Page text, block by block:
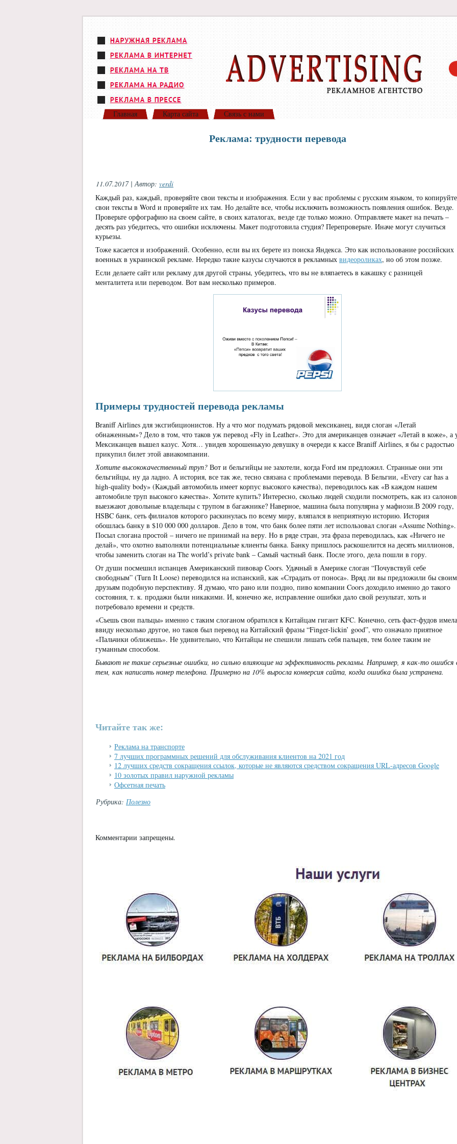
Главная Карта сайта Связь с нами
Реклама: трудности перевода
11.07.2017 | Автор: verdi
Каждый раз, каждый, проверяйте свои тексты и изображения. Если у вас проблемы с русским языком, то копируйте
свои тексты в Word и проверяйте их там. Но делайте все, чтобы исключить возможность появления ошибок. Везде.
Проверьте орфографию на своем сайте, в своих каталогах, везде где только можно. Отправляете макет на печать –
десять раз убедитесь, что ошибки исключены. Макет подготовила студия? Перепроверьте. Иначе могут случиться
курьезы.
Тоже касается и изображений. Особенно, если вы их берете из поиска Яндекса. Это как использование российских
военных в украинской рекламе. Нередко такие казусы случаются в рекламных видеороликах, но об этом позже.
Если делаете сайт или рекламу для другой страны, убедитесь, что вы не вляпаетесь в какашку с разницей
менталитета или переводом. Вот вам несколько примеров.
Примеры трудностей перевода рекламы
Braniff Airlines для эксгибиционистов. Ну а что мог подумать рядовой мексиканец, видя слоган «Летай
обнаженным»? Дело в том, что таков уж перевод «Fly in Leather». Это для американцев означает «Летай в коже», а
Мексиканцев вышел казус. Хотя… увидев хорошенькую девушку в очереди к кассе Braniff Airlines, я бы с радостью
прикупил билет этой авиакомпании.
Хотите высококачественный труп? Вот и бельгийцы не захотели, когда Ford им предложил. Странные они эти
бельгийцы, ну да ладно. А история, все так же, тесно связана с проблемами перевода. В Бельгии, «Every car has a
high-quality body» (Каждый автомобиль имеет корпус высокого качества), переводилось как «В каждом нашем
автомобиле труп высокого качества». Хотите купить? Интересно, сколько людей сходили посмотреть, как из салонов
выезжают довольные владельцы с трупом в багажнике? Наверное, машина была популярна у мафиози.В 2009 году,
HSBC банк, сеть филиалов которого раскинулась по всему миру, вляпался в неприятную историю. История
обошлась банку в $10 000 000 долларов. Дело в том, что банк более пяти лет использовал слоган «Assume Nothing».
Посыл слогана простой – ничего не принимай на веру. Но в ряде стран, эта фраза переводилась, как «Ничего не
делай», что охотно выполняли потенциальные клиенты банка. Банку пришлось раскошелится на десять миллионов,
чтобы заменить слоган на The world’s private bank – Самый частный банк. После этого, дела пошли в гору.
От души посмешил испанцев Американский пивовар Coors. Удачный в Америке слоган “Почувствуй себе
свободным” (Turn It Loose) переводился на испанский, как «Страдать от поноса». Вряд ли вы предложили бы своим
друзьям подобную перспективу. Я думаю, что рано или поздно, пиво компании Coors доходило именно до такого
состояния, т. к. продажи были никакими. И, конечно же, исправление ошибки дало свой результат, хоть и
потребовало времени и средств.
«Съешь свои пальцы» именно с таким слоганом обратился к Китайцам гигант KFC. Конечно, сеть фаст-фудов имела
ввиду несколько другое, но таков был перевод на Китайский фразы “Finger-lickin’ good”, что означало приятное
«Пальчики оближешь». Не удивительно, что Китайцы не спешили лишать себя пальцев, тем более таким не
гуманным способом.
Бывают не такие серьезные ошибки, но сильно влияющие на эффективность рекламы. Например, я как-то ошибся
тем, как написать номер телефона. Примерно на 10% выросла конверсия сайта, когда ошибка была устранена.
Читайте так же:
Реклама на транспорте
7 лучших программных решений для обслуживания клиентов на 2021 год
12 лучших средств сокращения ссылок, которые не являются средством сокращения URL-адресов Google
10 золотых правил наружной рекламы
Офсетная печать
Рубрика: Полезно
Комментарии запрещены.